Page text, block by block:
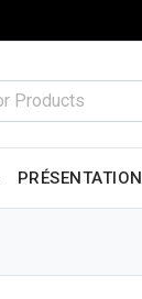
PRÉSENTATION